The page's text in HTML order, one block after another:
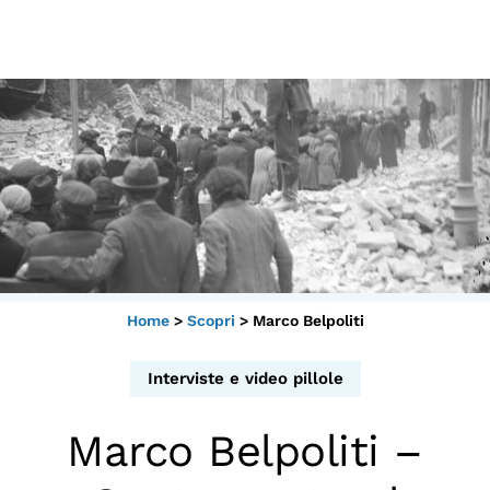
Vai
al
contenuto
Sostieni
App
Sala di Lettura
LA FONDAZIONE
Archivio
Home> Scopri > Marco Belpoliti
Interviste e video pillole
Marco Belpoliti –